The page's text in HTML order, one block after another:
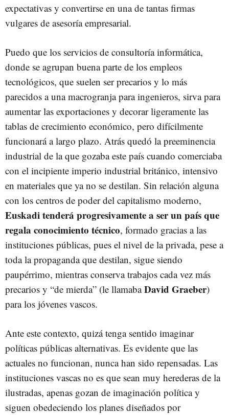
expectativas y convertirse en una de tantas firmas
vulgares de asesoría empresarial.
Puedo que los servicios de consultoría informática,
donde se agrupan buena parte de los empleos
tecnológicos, que suelen ser precarios y lo más
parecidos a una macrogranja para ingenieros, sirva para
aumentar las exportaciones y decorar ligeramente las
tablas de crecimiento económico, pero difícilmente
funcionará a largo plazo. Atrás quedó la preeminencia
industrial de la que gozaba este país cuando comerciaba
con el incipiente imperio industrial británico, intensivo
en materiales que ya no se destilan. Sin relación alguna
con los centros de poder del capitalismo moderno,
Euskadi tenderá progresivamente a ser un país que
regala conocimiento técnico, formado gracias a las
instituciones públicas, pues el nivel de la privada, pese a
toda la propaganda que destilan, sigue siendo
paupérrimo, mientras conserva trabajos cada vez más
precarios y “de mierda” (le llamabaDavid Graeber)
para los jóvenes vascos.
Ante este contexto, quizá tenga sentido imaginar
políticas públicas alternativas. Es evidente que las
actuales no funcionan, nunca han sido repensadas. Las
instituciones vascas no es que sean muy herederas de la
ilustradas, apenas gozan de imaginación política y
siguen obedeciendo los planes diseñados por